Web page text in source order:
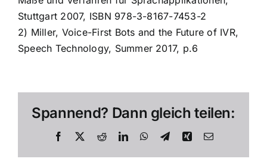
Stuttgart 2007, ISBN 978-3-8167-7453-2
2) Miller, Voice-First Bots and the Future of IVR,
Speech Technology, Summer 2017, p.6
Spannend? Dann gleich teilen:
Facebook RedditLinkedInWhatsApp
Telegram
Xing E-